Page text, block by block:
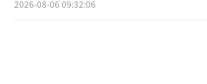
2026-08-06 09:32:06